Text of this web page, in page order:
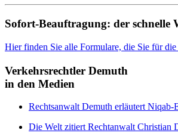
Sofort-Beauftragung: der schnelle
Hier finden Sie alle Formulare, die Sie für
Verkehrsrechtler Demuth
in den Medien
Rechtsanwalt Demuth erläutert Niqab-
Die Welt zitiert Rechtanwalt Christian